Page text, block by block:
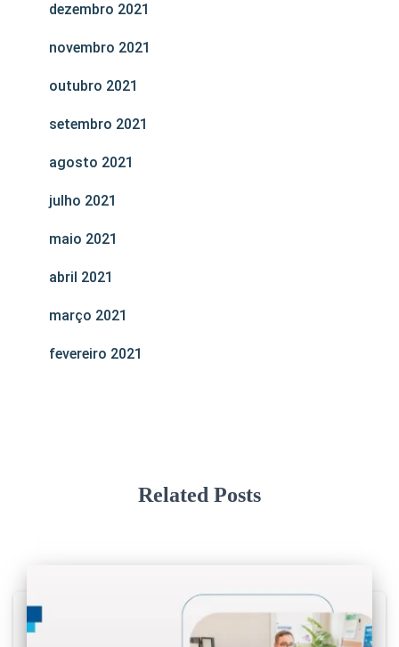
dezembro 2021
novembro 2021
outubro 2021
setembro 2021
agosto 2021
julho 2021
maio 2021
abril 2021
março 2021
fevereiro 2021
Related Posts